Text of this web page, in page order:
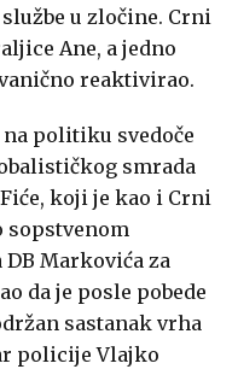
u zločine. Crni
Ane, a jedno
reaktivirao.
na politiku svedoče
smrada
koji je kao i Crni
sopstvenom
Markovića za
da je posle pobede
sastanak vrha
policije Vlajko